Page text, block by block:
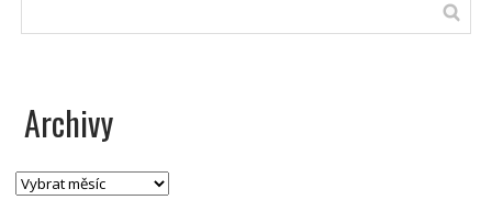
Archivy